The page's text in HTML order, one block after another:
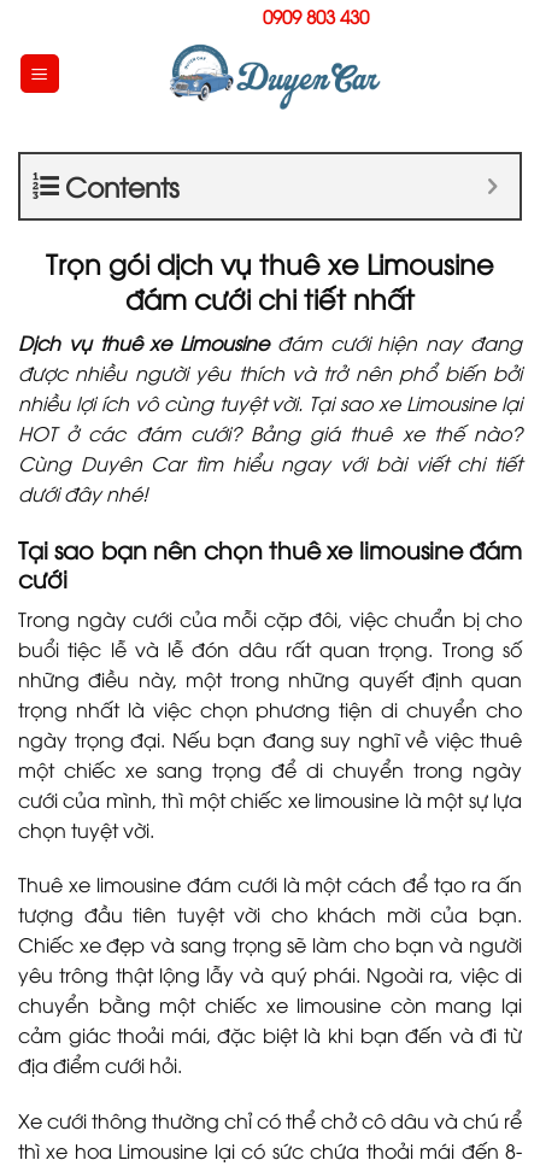
content
0909 803 430
Contents
Trọn gói dịch vụ thuê xe Limousine
đám cưới chi tiết nhất
Dịch vụ thuê xe Limousineđám cưới hiện nay đang
được nhiều người yêu thích và trở nên phổ biến bởi
nhiều lợi ích vô cùng tuyệt vời. Tại sao xe Limousine lại
HOT ở các đám cưới? Bảng giá thuê xe thế nào?
Cùng Duyên Car tìm hiểu ngay với bài viết chi tiết
dưới đây nhé!
Tại sao bạn nên chọn thuê xe limousine đám
cưới
Trong ngày cưới của mỗi cặp đôi, việc chuẩn bị cho
buổi tiệc lễ và lễ đón dâu rất quan trọng. Trong số
những điều này, một trong những quyết định quan
trọng nhất là việc chọn phương tiện di chuyển cho
ngày trọng đại. Nếu bạn đang suy nghĩ về việc thuê
một chiếc xe sang trọng để di chuyển trong ngày
cưới của mình, thì một chiếc xe limousine là một sự lựa
chọn tuyệt vời.
Thuê xe limousine đám cưới là một cách để tạo ra ấn
tượng đầu tiên tuyệt vời cho khách mời của bạn.
Chiếc xe đẹp và sang trọng sẽ làm cho bạn và người
yêu trông thật lộng lẫy và quý phái. Ngoài ra, việc di
chuyển bằng một chiếc xe limousine còn mang lại
cảm giác thoải mái, đặc biệt là khi bạn đến và đi từ
địa điểm cưới hỏi.
Xe cưới thông thường chỉ có thể chở cô dâu và chú rể
thì xe hoa Limousine lại có sức chứa thoải mái đến 8-